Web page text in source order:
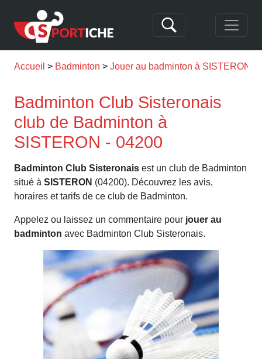
Accueil Badminton Jouer au badminton à SISTERON
Badminton Club Sisteronais
club de Badminton à
SISTERON - 04200
Badminton Club Sisteronais est un club de Badminton
situé à SISTERON (04200). Découvrez les avis,
horaires et tarifs de ce club de Badminton.
Appelez ou laissez un commentaire pour jouer au
badminton avec Badminton Club Sisteronais.